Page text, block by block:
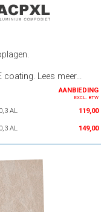
Lees meer...
AANBIEDING
EXCL. BTW
AL 119,00
AL 149,00